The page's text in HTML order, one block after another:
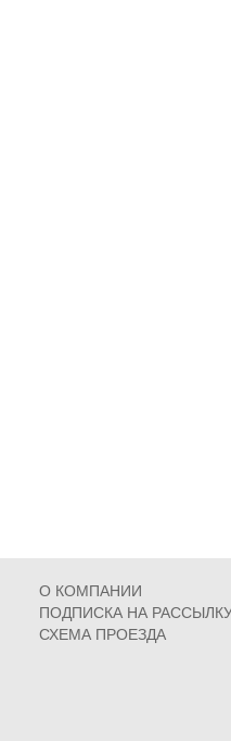
О КОМПАНИИ
ПОДПИСКА НА
СХЕМА ПРОЕЗДА